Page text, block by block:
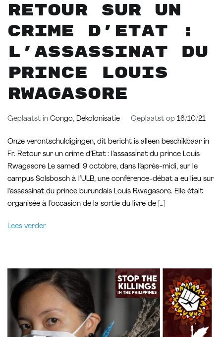
Retour sur un
crime d’Etat :
l’assassinat du
prince Louis
Rwagasore
Geplaatst in Congo, Dekolonisatie Geplaatst op 16/10/21
Onze verontschuldigingen, dit bericht is alleen beschikbaar in
Fr. Retour sur un crime d’Etat : l’assassinat du prince Louis
Rwagasore Le samedi 9 octobre, dans l’après-midi, sur le
campus Solsbosch à l’ULB, une conférence-débat a eu lieu sur
l’assassinat du prince burundais Louis Rwagasore. Elle était
organisée à l’occasion de la sortie du livre de […]
Lees verder